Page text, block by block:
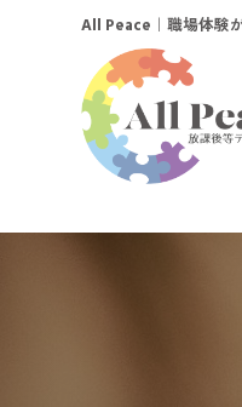
All Peace ｜職場体験